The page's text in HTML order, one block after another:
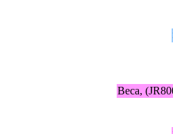
Beca,